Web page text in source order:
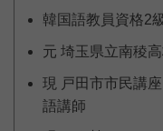
韓国語教員資格2
元 埼玉県立南稜
現 戸田市市民講
語講師